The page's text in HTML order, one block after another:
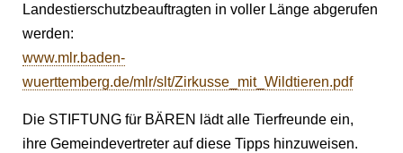
Landestierschutzbeauftragten in voller Länge abgerufen
werden:
www.mlr.baden-
wuerttemberg.de/mlr/slt/Zirkusse_mit_Wildtieren.pdf
Die STIFTUNG für BÄREN lädt alle Tierfreunde ein,
ihre Gemeindevertreter auf diese Tipps hinzuweisen.